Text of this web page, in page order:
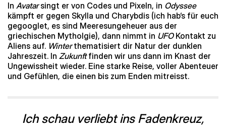
In Avatarsingt er von Codes und Pixeln, in Odyssee
kämpft er gegen Skylla und Charybdis (ich hab‘s für euch
gegooglet, es sind Meeresungeheuer aus der
griechischen Mytholgie), dann nimmt in UFO Kontakt zu
Aliens auf. Winterthematisiert dir Natur der dunklen
Jahreszeit. In Zukunftfinden wir uns dann im Knast der
Ungewissheit wieder. Eine starke Reise, voller Abenteuer
und Gefühlen, die einen bis zum Enden mitreisst.
Ich schau verliebt ins Fadenkreuz,